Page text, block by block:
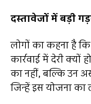
दस्तावेजों में बड़ी
लोगों का कहना है कि
कार्रवाई में देरी क्यों
का नहीं, बल्कि उन
जिन्हें इस योजना का